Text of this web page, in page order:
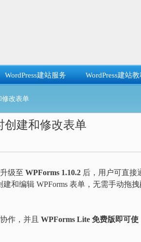
WordPress建站服务 WordPress建站教
修改表单
创建和修改表单
级至 WPForms 1.10.2 后，用户可直接
建和编辑 WPForms 表单，无需手动拖
作，并且 WPForms Lite 免费版即可使